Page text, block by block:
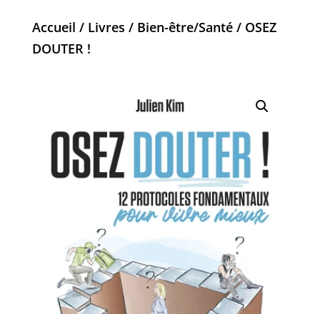
Accueil / Livres / Bien-être/Santé/ OSEZ
DOUTER !